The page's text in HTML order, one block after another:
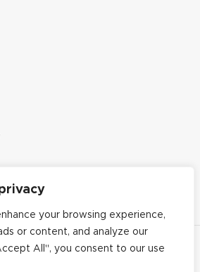
your browsing experience,
or content, and analyze our
All", you consent to our use
2023 Elektro Vrbnik